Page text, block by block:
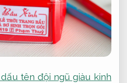
tên đội ngũ giàu kinh